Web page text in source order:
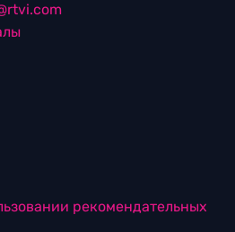
рекомендательных